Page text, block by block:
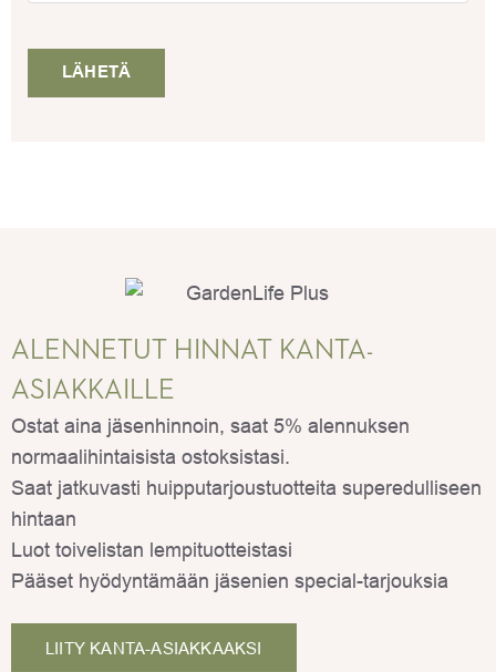
ALENNETUT HINNAT KANTA-
ASIAKKAILLE
Ostat aina jäsenhinnoin, saat 5% alennuksen
normaalihintaisista ostoksistasi.
Saat jatkuvasti huipputarjoustuotteita superedulliseen
hintaan
Luot toivelistan lempituotteistasi
Pääset hyödyntämään jäsenien special-tarjouksia
LIITY KANTA-ASIAKKAAKSI